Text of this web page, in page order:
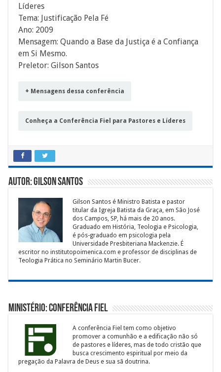
Líderes
Tema: Justificação Pela Fé
Ano: 2009
Mensagem: Quando a Base da Justiça é a Confiança
em Si Mesmo.
Preletor: Gilson Santos
+ Mensagens dessa conferência
Conheça a Conferência Fiel para Pastores e Líderes
Autor: Gilson Santos
Gilson Santos é Ministro Batista e pastor
titular da Igreja Batista da Graça, em São José
dos Campos, SP, há mais de 20 anos.
Graduado em História, Teologia e Psicologia,
é pós-graduado em psicologia pela
Universidade Presbiteriana Mackenzie. É
escritor no institutopoimenica.com e professor de disciplinas de
Teologia Prática no Seminário Martin Bucer.
Ministério: Conferência Fiel
A conferência Fiel tem como objetivo
promover a comunhão e a edificação não só
de pastores e líderes, mas de todo cristão que
busca crescimento espiritual por meio da
pregação da Palavra de Deus e sua sã doutrina.